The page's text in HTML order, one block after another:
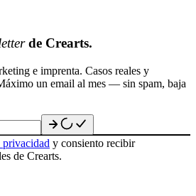
de Crearts.
e imprenta. Casos reales y
un email al mes — sin spam, baja
y consiento recibir
de Crearts.